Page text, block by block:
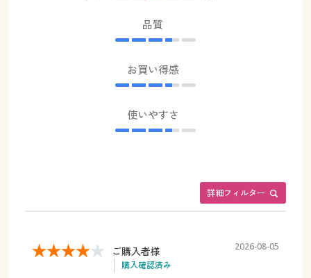
品質
お買い得感
使いやすさ
詳細フィルター
ご購入者様
購入確認済み
2026-08-05